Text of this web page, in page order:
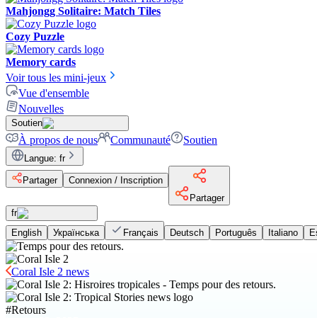
Mahjongg Solitaire: Match Tiles
Cozy Puzzle
Memory cards
Voir tous les mini-jeux
Vue d'ensemble
Nouvelles
Soutien
À propos de nous Communauté Soutien
Langue: fr
Partager
Connexion / Inscription
Partager
fr
English
Українська Français Deutsch Português Italiano
Coral Isle 2 news
#Retours